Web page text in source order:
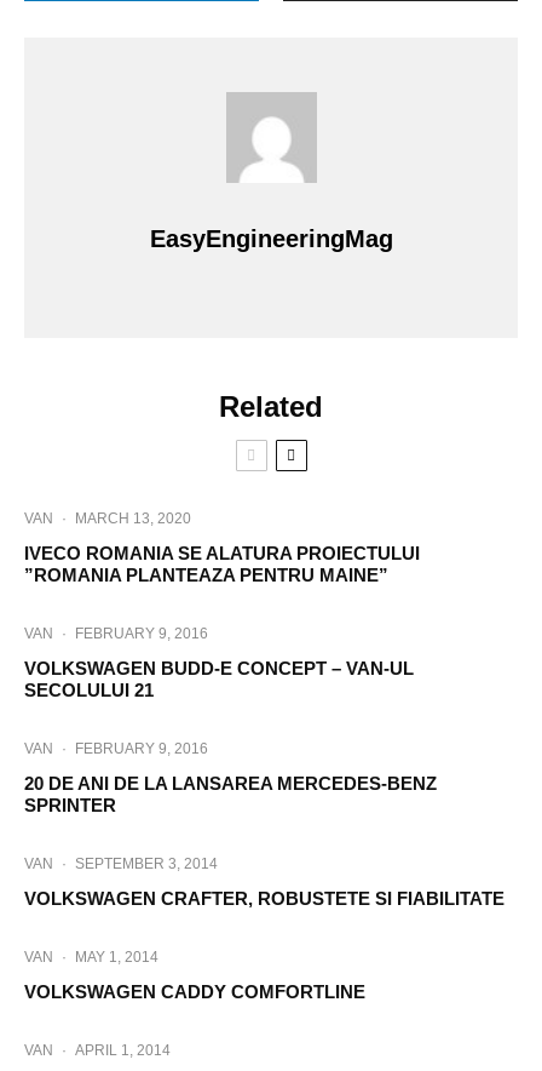
EasyEngineeringMag
Related
VAN · MARCH 13, 2020
IVECO ROMANIA SE ALATURA PROIECTULUI
”ROMANIA PLANTEAZA PENTRU MAINE”
VAN · FEBRUARY 9, 2016
VOLKSWAGEN BUDD-E CONCEPT – VAN-UL
SECOLULUI 21
VAN · FEBRUARY 9, 2016
20 DE ANI DE LA LANSAREA MERCEDES-BENZ
SPRINTER
VAN · SEPTEMBER 3, 2014
VOLKSWAGEN CRAFTER, ROBUSTETE SI FIABILITATE
VAN · MAY 1, 2014
VOLKSWAGEN CADDY COMFORTLINE
VAN · APRIL 1, 2014